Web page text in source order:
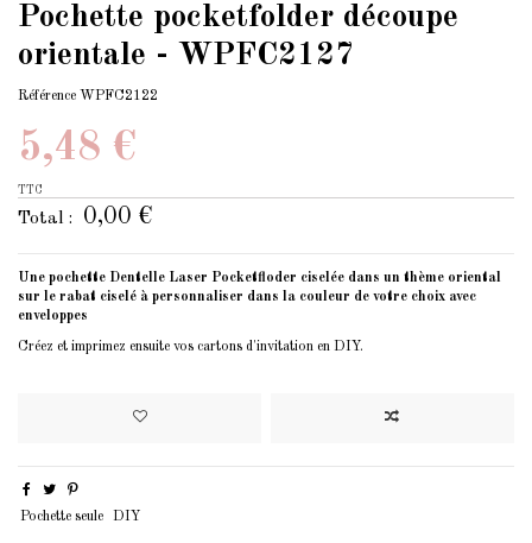
Pochette pocketfolder découpe
orientale - WPFC2127
Référence WPFC2122
5,48 €
TTC
Total : 0,00 €
Une pochette Dentelle Laser Pocketfloder ciselée dans un thème oriental
sur le rabat ciselé à personnaliser dans la couleur de votre choix avec
enveloppes
Créez et imprimez ensuite vos cartons d'invitation en DIY.
Pochette seule DIY